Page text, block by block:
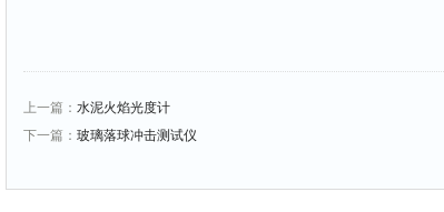
上一篇： 水泥火焰光度计
下一篇： 玻璃落球冲击测试仪